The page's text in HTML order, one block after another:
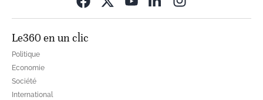
Le360 en un clic
Politique
Economie
Société
International